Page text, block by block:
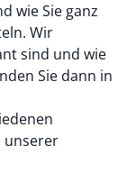
wie Sie ganz
Wir
sind und wie
Sie dann in
unserer